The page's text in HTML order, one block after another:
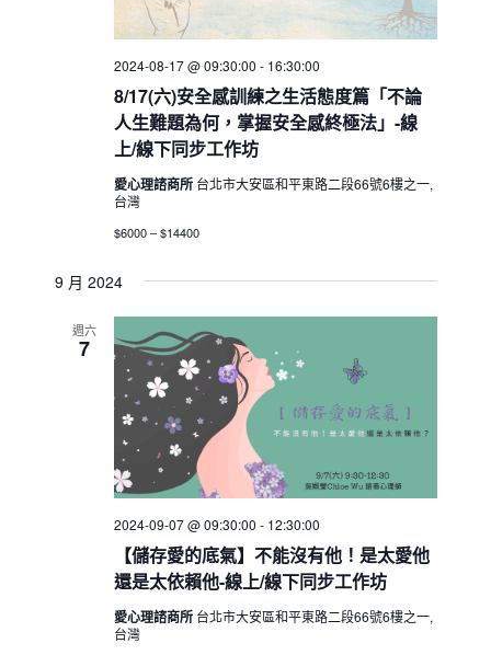
8/17(六)安全感訓練之生活態度篇「不論
人生難題為何，掌握安全感終極法」-線
上/線下同步工作坊
2024-08-17 @ 09:30:00 - 16:30:00
愛心理諮商所 台北市大安區和平東路二段66號6樓之一,
台灣
$6000 – $14400
9 月 2024
週六
7
【儲存愛的底氣】不能沒有他！是太愛他
還是太依賴他-線上/線下同步工作坊
2024-09-07 @ 09:30:00 - 12:30:00
愛心理諮商所 台北市大安區和平東路二段66號6樓之一,
台灣